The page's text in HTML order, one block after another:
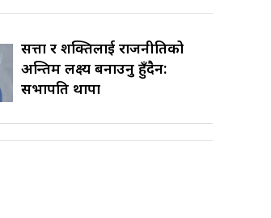
सत्ता र शक्तिलाई राजनीतिको
अन्तिम लक्ष्य बनाउनु हुँदैन:
सभापति थापा